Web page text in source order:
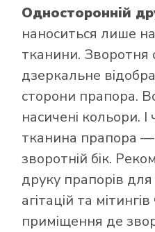
Односторонній
наноситься лише
тканини.
дзеркальне
сторони прапора.
насичені кольори.
тканина прапора —
зворотній бік.
друку прапорів
агітацій та
приміщення де